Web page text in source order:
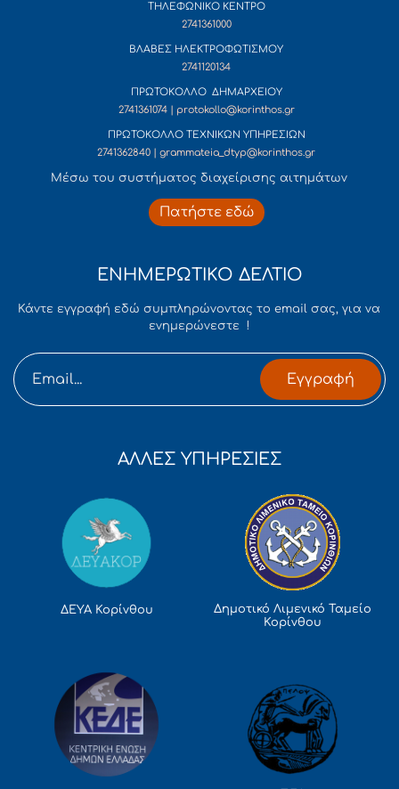
ΤΗΛΕΦΩΝΙΚΟ ΚΕΝΤΡΟ
2741361000
ΒΛΑΒΕΣ ΗΛΕΚΤΡΟΦΩΤΙΣΜΟΥ
2741120134
ΠΡΩΤΟΚΟΛΛΟ ΔΗΜΑΡΧΕΙΟΥ
2741361074 | protokollo@korinthos.gr
ΠΡΩΤΟΚΟΛΛΟ ΤΕΧΝΙΚΩΝ ΥΠΗΡΕΣΙΩΝ
2741362840 | grammateia_dtyp@korinthos.gr
Mέσω του συστήματος διαχείρισης αιτημάτων
Πατήστε εδώ
ΕΝΗΜΕΡΩΤΙΚΟ ΔΕΛΤΙΟ
Κάντε εγγραφή εδώ συμπληρώνοντας το email σας, για να
ενημερώνεστε !
Εγγραφή
ΑΛΛΕΣ ΥΠΗΡΕΣΙΕΣ
ΔΕΥΑ Κορίνθου
Δημοτικό Λιμενικό Ταμείο
Κορίνθου